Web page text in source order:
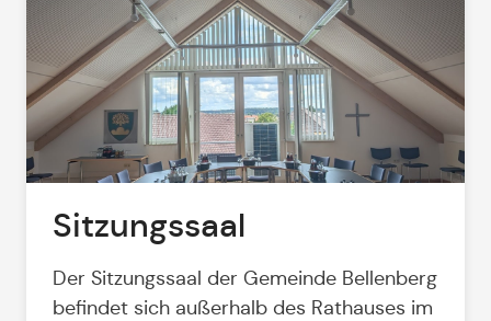
Sitzungssaal
Der Sitzungssaal der Gemeinde Bellenberg
befindet sich außerhalb des Rathauses im